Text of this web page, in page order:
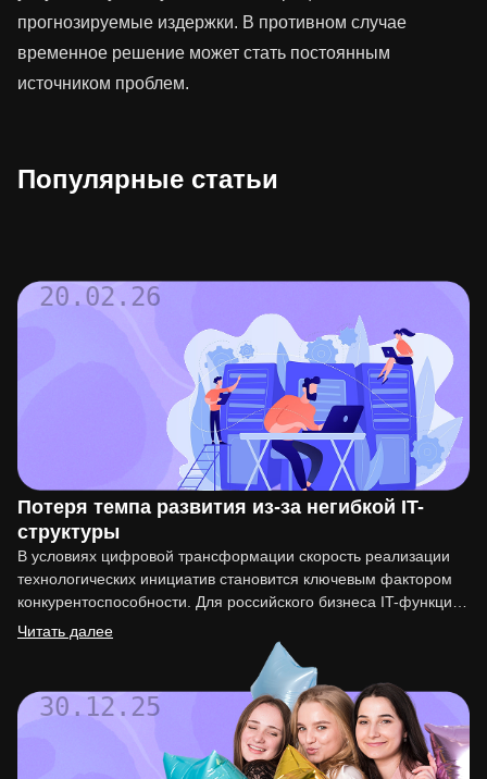
прогнозируемые издержки. В противном случае
временное решение может стать постоянным
источником проблем.
Популярные статьи
20.02.26
Потеря темпа развития из-за негибкой IT-
структуры
В условиях цифровой трансформации скорость реализации
технологических инициатив становится ключевым фактором
конкурентоспособности. Для российского бизнеса IT-функция
перестала быть вспомогательной. Она напрямую влияет на
Читать далее
30.12.25